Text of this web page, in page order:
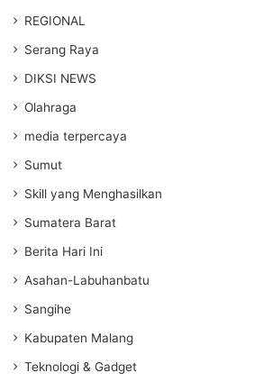
REGIONAL
Serang Raya
DIKSI NEWS
Olahraga
media terpercaya
Sumut
Skill yang Menghasilkan
Sumatera Barat
Berita Hari Ini
Asahan-Labuhanbatu
Sangihe
Kabupaten Malang
Teknologi & Gadget